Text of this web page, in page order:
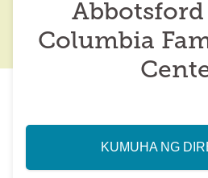
Columbia
KUMUHA NG